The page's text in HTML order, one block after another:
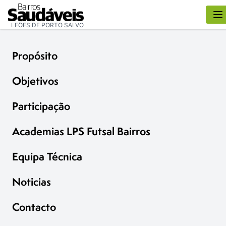
LEÕES DE PORTO SALVO
Propósito
Objetivos
Participação
Academias LPS Futsal Bairros
Equipa Técnica
Noticias
Contacto